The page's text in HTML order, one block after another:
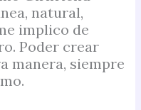
natural,
implico de
Poder crear
manera, siempre